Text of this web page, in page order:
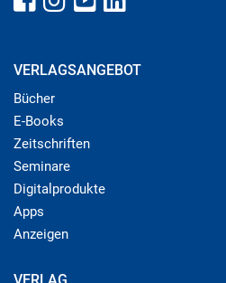
VERLAGSANGEBOT
Bücher
E-Books
Zeitschriften
Seminare
Digitalprodukte
Apps
Anzeigen